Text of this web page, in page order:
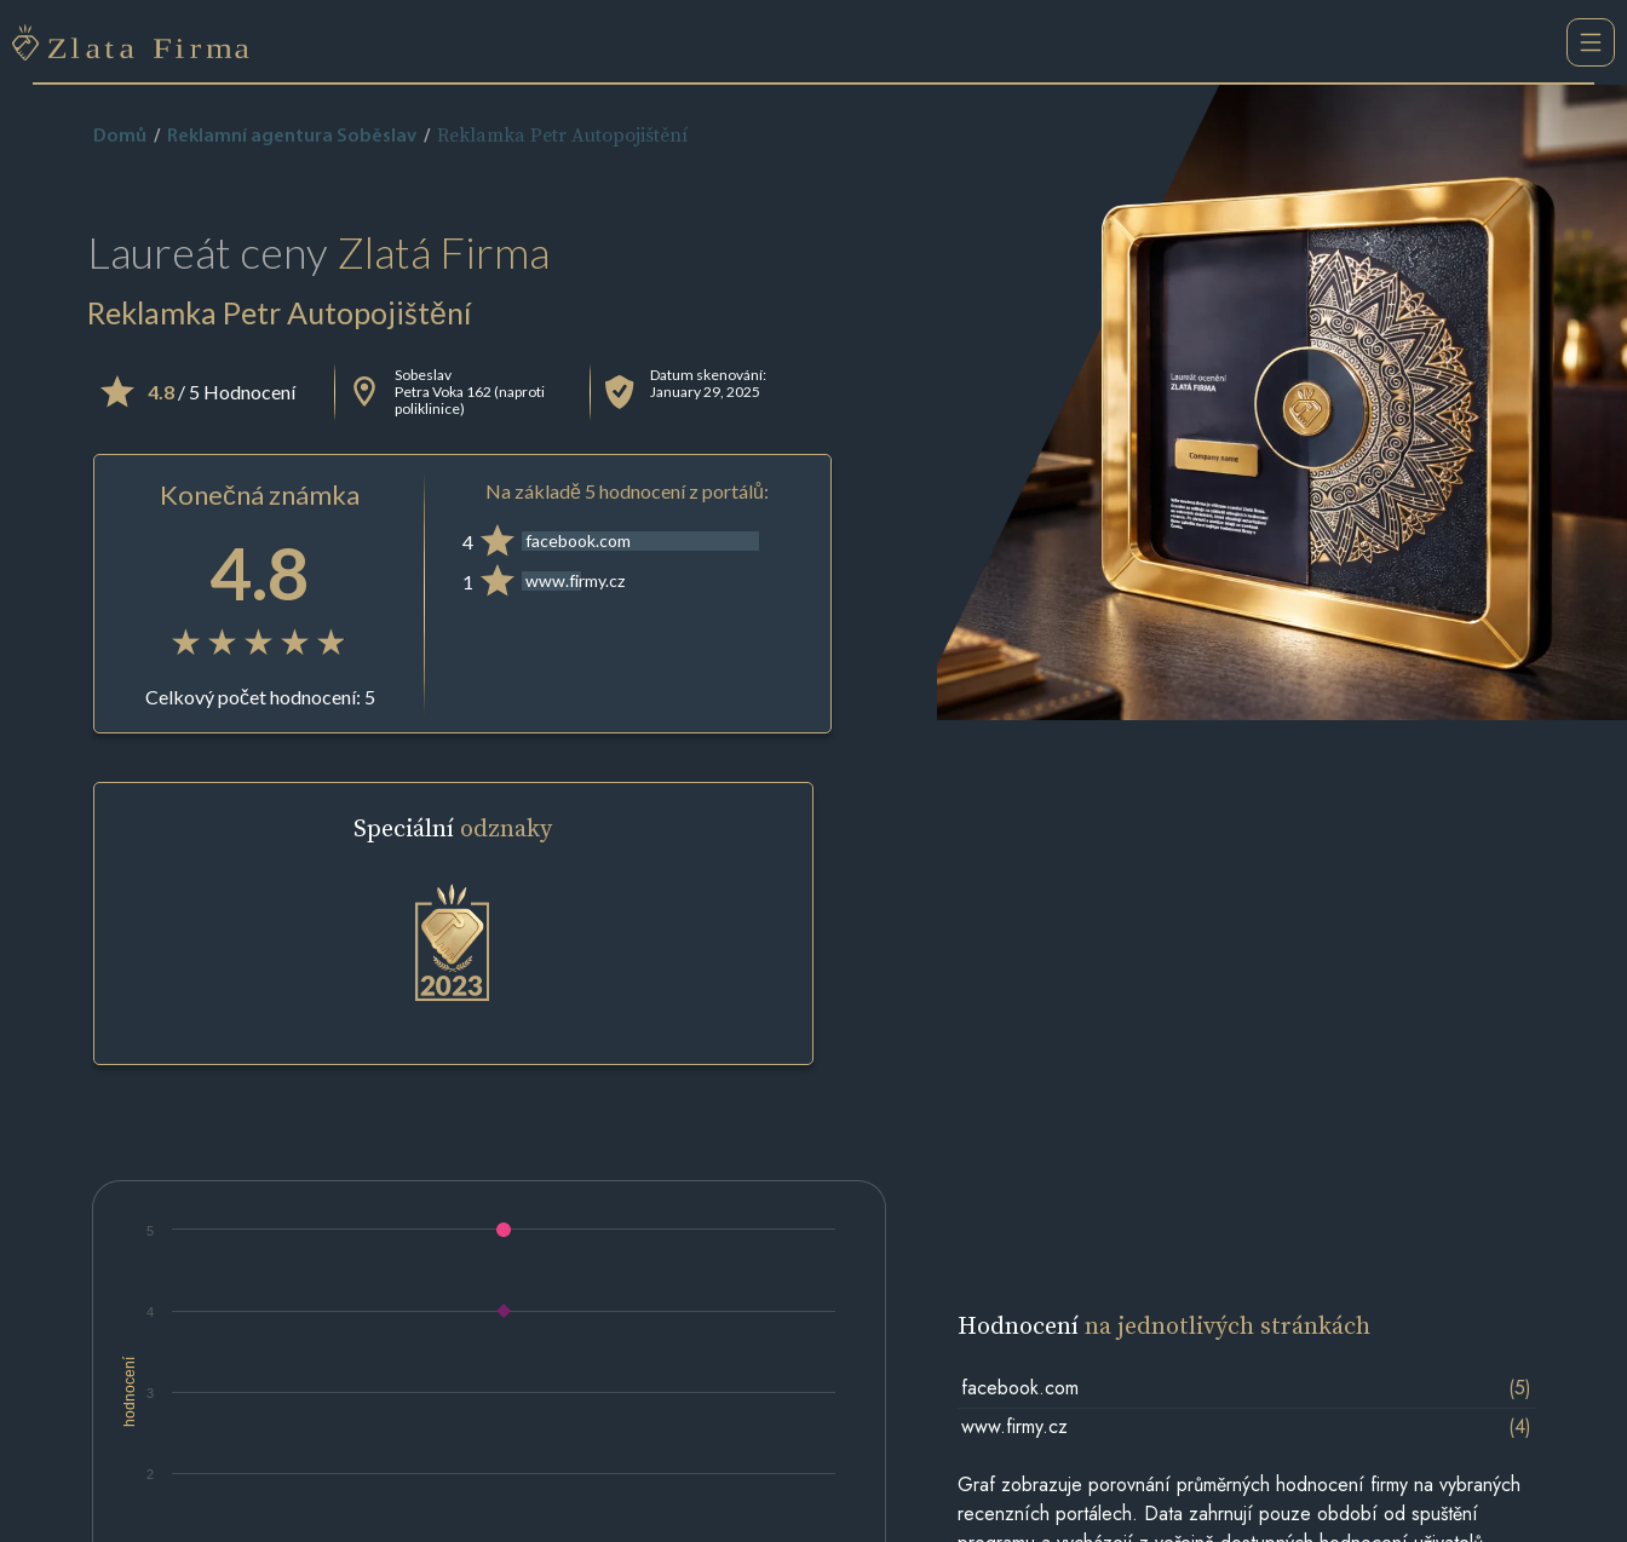
Domů Reklamní agentura Soběslav Reklamka Petr Autopojištění
Laureát ceny Zlatá Firma
Reklamka Petr Autopojištění
4.8/ 5 Hodnocení
Sobeslav
Petra Voka 162 (naproti
poliklinice)
Datum skenování:
January 29, 2025
Konečná známka
4.8
Celkový počet hodnocení: 5
Na základě 5 hodnocení z portálů:
4 facebook.com
1 www.firmy.cz
Speciální odznaky
hodnocení
2
3
4
5
Hodnocenína jednotlivých stránkách
facebook.com
(5)
www.firmy.cz
(4)
Graf zobrazuje porovnání průměrných hodnocení firmy na vybraných
recenzních portálech. Data zahrnují pouze období od spuštění